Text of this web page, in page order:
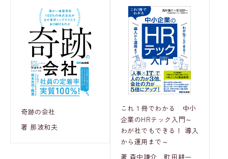
奇跡の会社
著 那波和夫
これ１冊でわかる 中小
企業のHRテック入門～
わが社でもできる！ 導入
から運用まで～
著 森中謙介 町田耕一